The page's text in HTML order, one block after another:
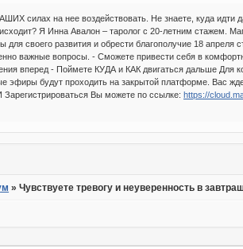
силах на нее воздействовать. Не знаете, куда идти
Я Инна Авалон – таролог с 20-летним стажем.
для своего развития и обрести благополучие 18 апреля
важные вопросы. - Сможете привести себя в
вперед - Поймете КУДА и КАК двигаться дальше Для
эфиры будут проходить на закрытой платформе. Вас
Вы можете по ссылке:https://
»Чувствуете тревогу и неуверенность в